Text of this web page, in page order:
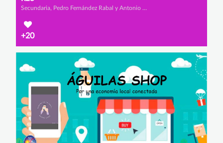
Secundaria, Pedro Fernández Rabal y Antonio Herrerías Salvador
+20